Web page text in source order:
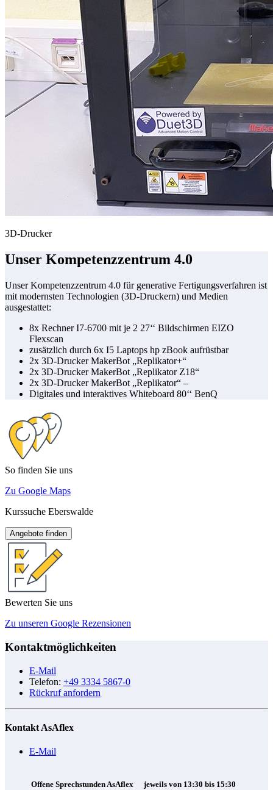
3D-Drucker
Unser Kompetenzzentrum 4.0
Unser Kompetenzzentrum 4.0 für generative Fertigungsverfahren ist
mit modernsten Technologien (3D-Druckern) und Medien
ausgestattet:
8x Rechner I7-6700 mit je 2 27‘‘ Bildschirmen EIZO
Flexscan
zusätzlich durch 6x I5 Laptops hp zBook aufrüstbar
2x 3D-Drucker MakerBot „Replikator+“
2x 3D-Drucker MakerBot „Replikator Z18“
2x 3D-Drucker MakerBot „Replikator“ –
Digitales und interaktives Whiteboard 80‘‘ BenQ
So finden Sie uns
Zu Google Maps
Kurssuche Eberswalde
Angebote finden
Bewerten Sie uns
Zu unseren Google Rezensionen
Kontaktmöglichkeiten
E-Mail
Telefon: +49 3334 5867-0
Rückruf anfordern
Kontakt AsAflex
E-Mail
Offene Sprechstunden AsAflex
jeweils von 13:30 bis 15:30